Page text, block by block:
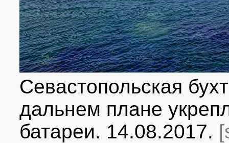
Севастопольская
дальнем плане
батареи. 14.08.2017.